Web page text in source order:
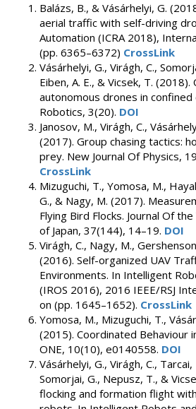
Balázs, B., & Vásárhelyi, G.
aerial traffic with self-driving
Automation (ICRA 2018),
(pp. 6365–6372) CrossLink
Vásárhelyi, G., Virágh, C.,
Eiben, A. E., & Vicsek, T.
autonomous drones in confined
Robotics, 3(20). DOI
Janosov, M., Virágh, C.,
(2017). Group chasing tactics:
prey. New Journal Of Physics,
CrossLink
Mizuguchi, T., Yomosa, M.,
G., & Nagy, M. (2017).
Flying Bird Flocks. Journal Of
of Japan, 37(144), 14–19. DOI
Virágh, C., Nagy, M.,
(2016). Self-organized UAV
Environments. In Intelligent
(IROS 2016), 2016 IEEE/RSJ
on (pp. 1645–1652). CrossLink
Yomosa, M., Mizuguchi, T.,
(2015). Coordinated Behaviour
ONE, 10(10), e0140558. DOI
Vásárhelyi, G., Virágh, C.,
Somorjai, G., Nepusz, T., &
flocking and formation flight